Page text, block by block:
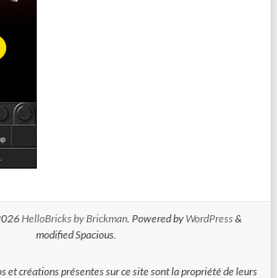
HelloBricks by Brickman. Powered by WordPress&
modified Spacious.
et créations présentes sur ce site sont la propriété de leurs